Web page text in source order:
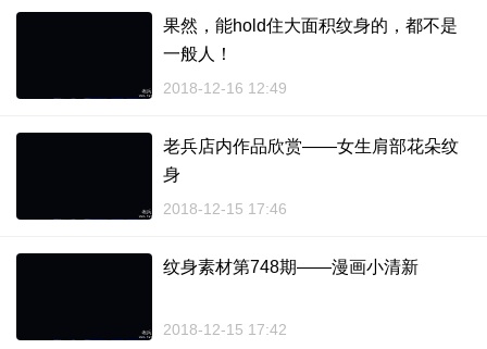
果然，能hold住大面积纹身的，都不是
一般人！
2018-12-16 12:49
老兵店内作品欣赏——女生肩部花朵纹
身
2018-12-15 17:46
纹身素材第748期——漫画小清新
2018-12-15 17:42